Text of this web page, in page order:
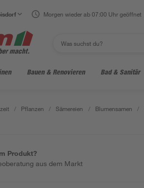
Morgen wieder ab 07:00 Uhr geöffnet
Bauen & Renovieren Bad & Sanitär
/ Pflanzen / Sämereien / Blumensamen /
Produkt?
aus dem Markt